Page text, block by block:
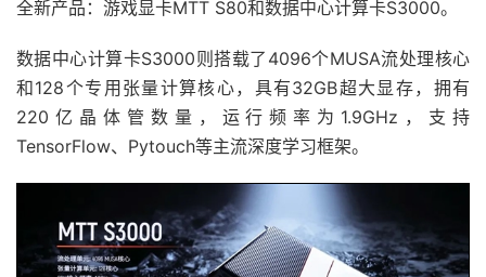
全新产品：游戏显卡MTT S80和数据中心计算卡S3000。
数据中心计算卡S3000则搭载了4096个MUSA流处理核心
和128个专用张量计算核心，具有32GB超大显存，拥有
220亿晶体管数量，运行频率为1.9GHz，支持
TensorFlow、Pytouch等主流深度学习框架。